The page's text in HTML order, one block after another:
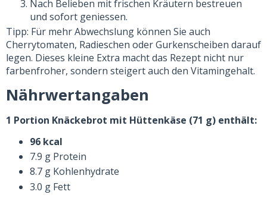
Nach Belieben mit frischen Kräutern bestreuen
und sofort geniessen.
Tipp: Für mehr Abwechslung können Sie auch
Cherrytomaten, Radieschen oder Gurkenscheiben darauf
legen. Dieses kleine Extra macht das Rezept nicht nur
farbenfroher, sondern steigert auch den Vitamingehalt.
Nährwertangaben
1 Portion Knäckebrot mit Hüttenkäse (71 g) enthält:
96 kcal
7.9 g Protein
8.7 g Kohlenhydrate
3.0 g Fett